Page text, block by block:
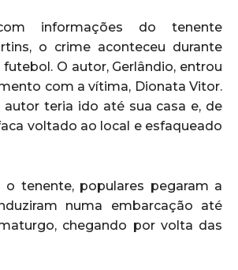
informações do tenente
o crime aconteceu durante
O autor, Gerlândio, entrou
com a vítima, Dionata Vitor.
autor teria ido até sua casa e, de
voltado ao local e esfaqueado
o tenente, populares pegaram a
numa embarcação até
chegando por volta das